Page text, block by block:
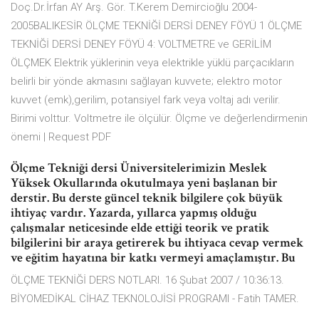
Doç.Dr.İrfan AY Arş. Gör. T.Kerem Demircioğlu 2004-
2005BALIKESİR ÖLÇME TEKNİĞİ DERSİ DENEY FÖYÜ 1 ÖLÇME
TEKNİĞİ DERSİ DENEY FÖYÜ 4: VOLTMETRE ve GERİLİM
ÖLÇMEK Elektrik yüklerinin veya elektrikle yüklü parçacıkların
belirli bir yönde akmasını sağlayan kuvvete; elektro motor
kuvvet (emk),gerilim, potansiyel fark veya voltaj adı verilir.
Birimi volttur. Voltmetre ile ölçülür. Ölçme ve değerlendirmenin
önemi | Request PDF
Ölçme Tekniği dersi Üniversitelerimizin Meslek
Yüksek Okullarında okutulmaya yeni başlanan bir
derstir. Bu derste güncel teknik bilgilere çok büyük
ihtiyaç vardır. Yazarda, yıllarca yapmış olduğu
çalışmalar neticesinde elde ettiği teorik ve pratik
bilgilerini bir araya getirerek bu ihtiyaca cevap vermek
ve eğitim hayatına bir katkı vermeyi amaçlamıştır. Bu
ÖLÇME TEKNİĞİ DERS NOTLARI. 16 Şubat 2007 / 10:36:13.
BİYOMEDİKAL CİHAZ TEKNOLOJİSİ PROGRAMI - Fatih TAMER.